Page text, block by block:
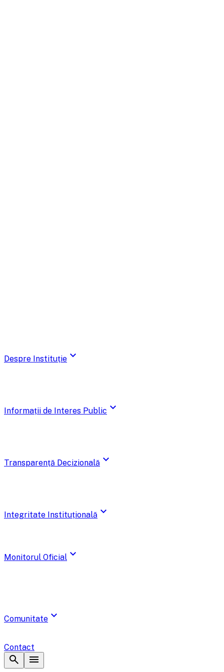
Despre Instituție expand_more
Informații de Interes Public expand_more
Transparență Decizională expand_more
Integritate Instituțională expand_more
Monitorul Oficial expand_more
Comunitate expand_more
Contact
search menu